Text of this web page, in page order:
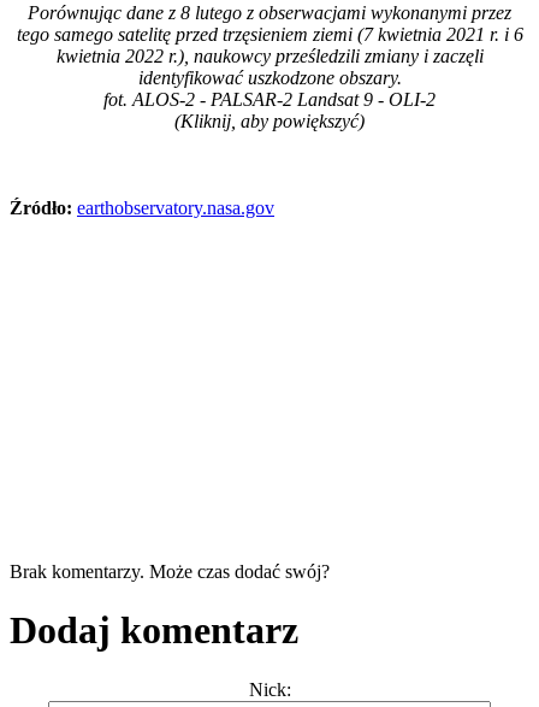
Porównując dane z 8 lutego z obserwacjami wykonanymi przez
tego samego satelitę przed trzęsieniem ziemi (7 kwietnia 2021 r. i 6
kwietnia 2022 r.), naukowcy prześledzili zmiany i zaczęli
identyfikować uszkodzone obszary.
fot. ALOS-2 - PALSAR-2 Landsat 9 - OLI-2
(Kliknij, aby powiększyć)
Źródło: earthobservatory.nasa.gov
Brak komentarzy. Może czas dodać swój?
Dodaj komentarz
Nick: